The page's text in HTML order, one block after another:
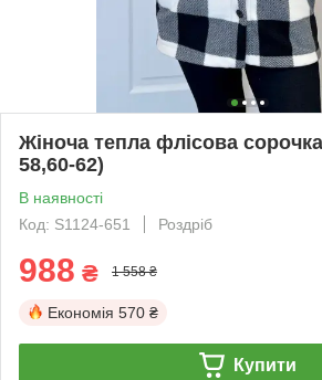
Жіноча тепла флісова
58,60-62)
В наявності
Код: S1124-651
Роздріб
988 ₴ 1 558 ₴
Економія 570 ₴
Купити